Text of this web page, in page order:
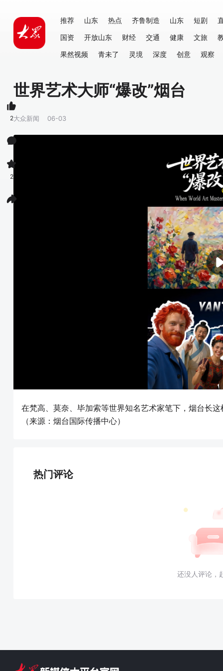
推荐 山东 热点 齐鲁制造 山东 短剧
国资
开放山东 财经 交通 健康 文旅
果然视频
青未了 灵境 深度 创意 观察
世界艺术大师“爆改”烟台
大众新闻 06-03
在梵高、莫奈、毕加索等世界知名艺术家笔下，烟台长这
（来源：烟台国际传播中心）
热门评论
还没人评论，
2
2